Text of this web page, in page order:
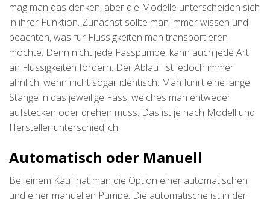
mag man das denken, aber die Modelle unterscheiden sich
in ihrer Funktion. Zunächst sollte man immer wissen und
beachten, was für Flüssigkeiten man transportieren
möchte. Denn nicht jede Fasspumpe, kann auch jede Art
an Flüssigkeiten fördern. Der Ablauf ist jedoch immer
ähnlich, wenn nicht sogar identisch. Man führt eine lange
Stange in das jeweilige Fass, welches man entweder
aufstecken oder drehen muss. Das ist je nach Modell und
Hersteller unterschiedlich.
Automatisch oder Manuell
Bei einem Kauf hat man die Option einer automatischen
und einer manuellen Pumpe. Die automatische ist in der